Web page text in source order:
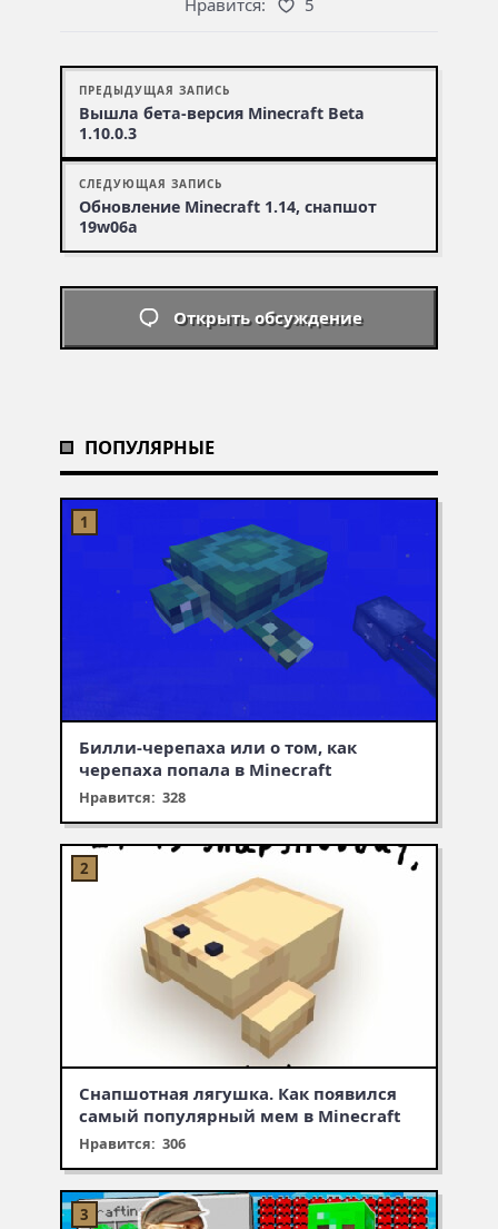
Нравится: 5
ПРЕДЫДУЩАЯ ЗАПИСЬ
Вышла бета-версия Minecraft Beta
1.10.0.3
СЛЕДУЮЩАЯ ЗАПИСЬ
Обновление Minecraft 1.14, снапшот
19w06a
Открыть обсуждение
ПОПУЛЯРНЫЕ
Билли-черепаха или о том, как
черепаха попала в Minecraft
Нравится: 328
Снапшотная лягушка. Как появился
самый популярный мем в Minecraft
Нравится: 306